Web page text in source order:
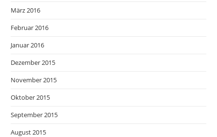
März 2016
Februar 2016
Januar 2016
Dezember 2015
November 2015
Oktober 2015
September 2015
August 2015